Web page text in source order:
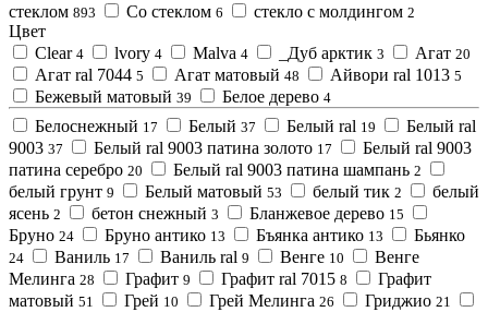
стеклом 893 Со стеклом 6 стекло с молдингом 2
Цвет
Clear 4 lvory 4 Malva 4 _Дуб арктик 3 Агат 20
Агат ral 7044 5 Агат матовый 48 Айвори ral 1013 5
Бежевый матовый 39 Белое дерево 4
Белоснежный 17 Белый 37 Белый ral 19
Белый ral
9003 37 Белый ral 9003 патина золото 17
Белый ral 9003
патина серебро 20 Белый ral 9003 патина шампань 2
белый грунт 9 Белый матовый 53 белый тик 2
белый
ясень 2 бетон снежный 3 Бланжевое дерево 15
Бруно 24 Бруно антико 13 Бъянка антико 13 Бьянко
24 Ваниль 17 Ваниль ral 9 Венге 10
Венге
Мелинга 28 Графит 9 Графит ral 7015 8
Графит
матовый 51 Грей 10 Грей Мелинга 26 Гриджио 21